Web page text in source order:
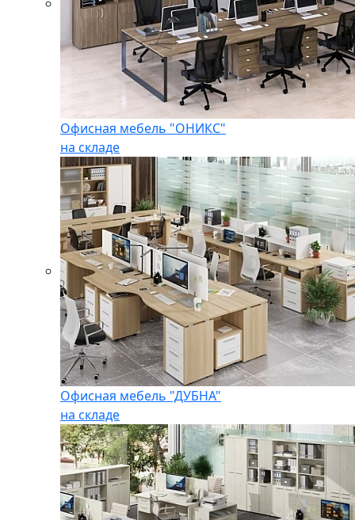
Офисная мебель "ОНИКС"
на складе
Офисная мебель "ДУБНА"
на складе